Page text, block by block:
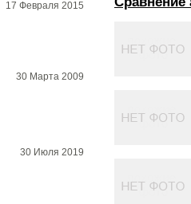
17 Февраля 2015
30 Марта 2009
30 Июля 2019